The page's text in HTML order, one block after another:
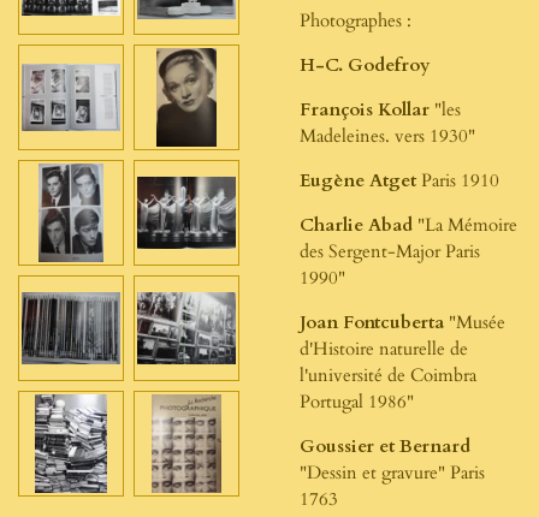
Photographes :
H-C. Godefroy
François Kollar "les
Madeleines. vers 1930"
Eugène Atget Paris 1910
Charlie Abad "La Mémoire
des Sergent-Major Paris
1990"
Joan Fontcuberta "Musée
d'Histoire naturelle de
l'université de Coimbra
Portugal 1986"
Goussier et Bernard
"Dessin et gravure" Paris
1763